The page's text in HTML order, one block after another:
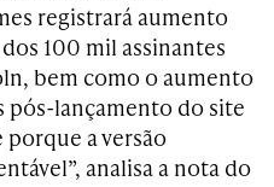
registrará aumento
100 mil assinantes
bem como o aumento
pós-lançamento do site
a versão
analisa a nota do